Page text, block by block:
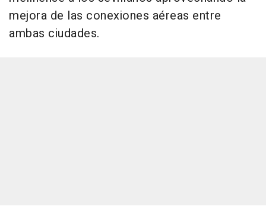
mejora de las conexiones aéreas entre
ambas ciudades.